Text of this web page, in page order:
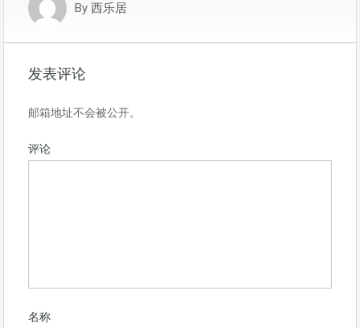
By 西乐居
发表评论
邮箱地址不会被公开。
评论
名称